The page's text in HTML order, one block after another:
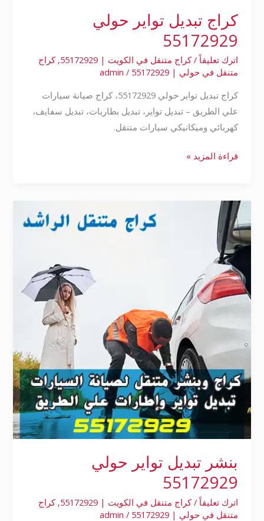
كراج تبديل تواير حولي
55172929
اترك تعليقاً /كراج متنقل في الكويت | 55172929 ,كراج
متنقل في حولي | 55172929
/
admin
كراج تبديل تواير حولي 55172929، كراج صيانة سيارات
علي الطريق – تبديل تواير، تبديل بطاريات، تبديل سفايف،
كهربائي وميكانيكي سيارات متنقل.
قراءة المزيد »
بنشر تبديل تواير حولي
55172929
اترك تعليقاً /كراج متنقل في الكويت | 55172929 ,كراج
متنقل في حولي | 55172929
/
admin
بنشر
تبديل
تواير
حولي
55172929